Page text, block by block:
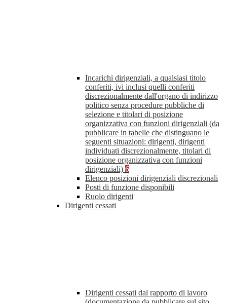
Incarichi dirigenziali, a qualsiasi titolo
conferiti, ivi inclusi quelli conferiti
discrezionalmente dall'organo di indirizzo
politico senza procedure pubbliche di
selezione e titolari di posizione
organizzativa con funzioni dirigenziali (da
pubblicare in tabelle che distinguano le
seguenti situazioni: dirigenti, dirigenti
individuati discrezionalmente, titolari di
posizione organizzativa con funzioni
dirigenziali) 6
Elenco posizioni dirigenziali discrezionali
Posti di funzione disponibili
Ruolo dirigenti
Dirigenti cessati
Dirigenti cessati dal rapporto di lavoro